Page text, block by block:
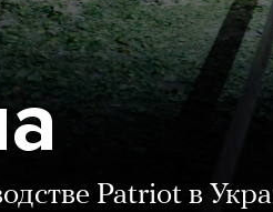
Patriot в